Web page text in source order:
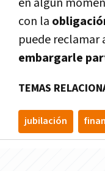
en algún
con la
puede reclamar
embargarle
TEMAS
jubilación